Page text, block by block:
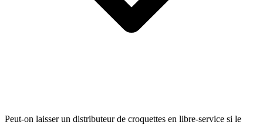
Peut-on laisser un distributeur de croquettes en libre-service si le